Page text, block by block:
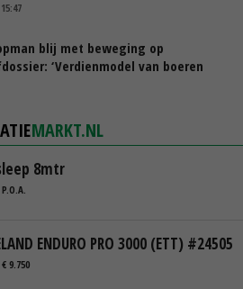
blij met beweging op
‘Verdienmodel van boeren
MARKT.NL
8mtr
ENDURO PRO 3000 (ETT) #24505
9.750